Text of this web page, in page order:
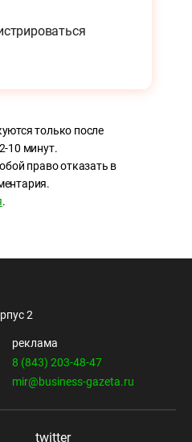
только после
10 минут.
право отказать в
.
2
реклама
8 (843) 203-48-47
mir@business-gazeta.ru
twitter